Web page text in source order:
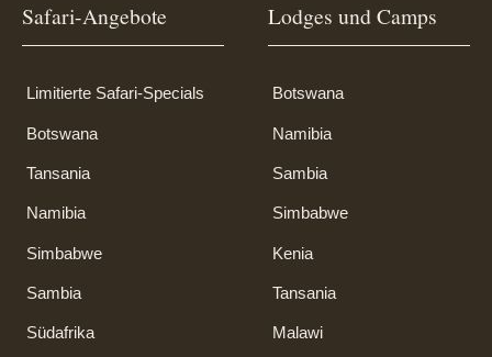
Safari-Angebote
Limitierte Safari-Specials
Botswana
Tansania
Namibia
Simbabwe
Sambia
Südafrika
Lodges und Camps
Botswana
Namibia
Sambia
Simbabwe
Kenia
Tansania
Malawi